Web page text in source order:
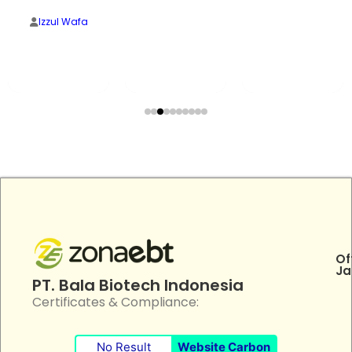
Izzul Wafa
PT. Bala Biotech Indonesia
Certificates & Compliance:
No Result Website Carbon